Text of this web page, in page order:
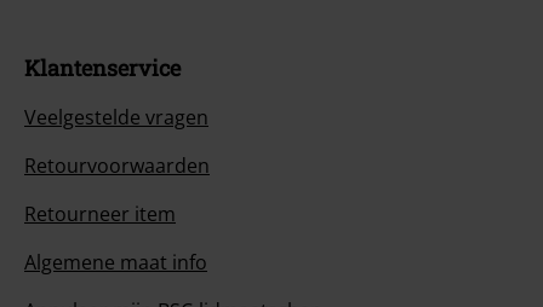
Klantenservice
Veelgestelde vragen
Retourvoorwaarden
Retourneer item
Algemene maat info